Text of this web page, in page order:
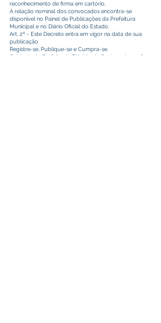
reconhecimento de firma em cartório.
A relação nominal dos convocados encontra-se
disponível no Painel de Publicações da Prefeitura
Municipal e no Diário Oficial do Estado.
Art. 2º - Este Decreto entra em vigor na data de sua
publicação
Registre-se, Publique-se e Cumpra-se.
Gabinete do Prefeito de Plácido de Castro – Acre, 18